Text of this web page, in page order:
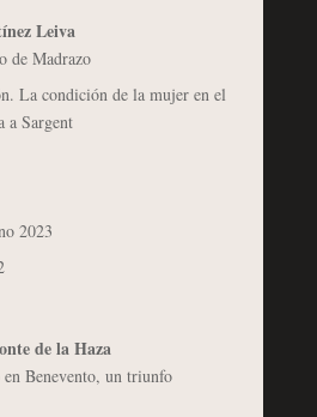
Leiva
de Madrazo
La condición de la mujer en el
a Sargent
2023
de la Haza
Benevento, un triunfo